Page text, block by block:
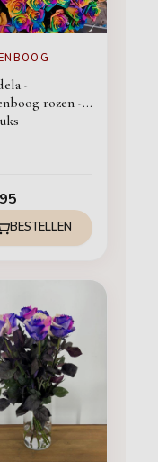
-
rozen -
BESTELLEN